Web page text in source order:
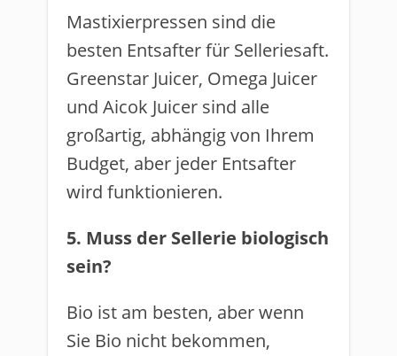
Mastixierpressen sind die
besten Entsafter für Selleriesaft.
Greenstar Juicer, Omega Juicer
und Aicok Juicer sind alle
großartig, abhängig von Ihrem
Budget, aber jeder Entsafter
wird funktionieren.
5. Muss der Sellerie biologisch
sein?
Bio ist am besten, aber wenn
Sie Bio nicht bekommen,